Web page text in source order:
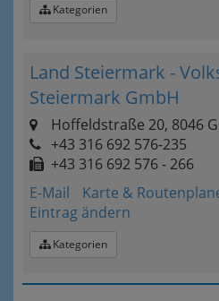
Kategorien
Land Steiermark -
Steiermark GmbH
Hoffeldstraße 20, 8046
+43 316 692 576-235
+43 316 692 576 - 266
E-Mail
Karte &
Eintrag ändern
Kategorien